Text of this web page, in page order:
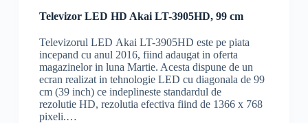
Televizor LED HD Akai LT-3905HD, 99 cm
Televizorul LED Akai LT-3905HD este pe piata
incepand cu anul 2016, fiind adaugat in oferta
magazinelor in luna Martie. Acesta dispune de un
ecran realizat in tehnologie LED cu diagonala de 99
cm (39 inch) ce indeplineste standardul de
rezolutie HD, rezolutia efectiva fiind de 1366 x 768
pixeli.…